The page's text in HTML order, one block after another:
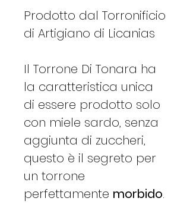
Prodotto dal Torronificio
di Artigiano di Licanias
Il Torrone Di Tonara ha
la caratteristica unica
di essere prodotto solo
con miele sardo, senza
aggiunta di zuccheri,
questo è il segreto per
un torrone
perfettamente morbido.